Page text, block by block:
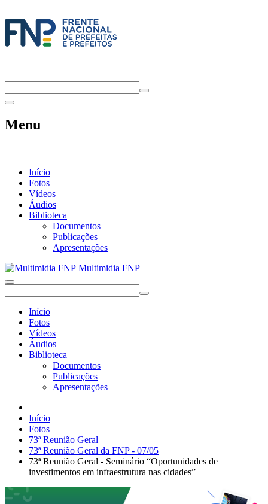
Menu
Início
Fotos
Vídeos
Áudios
Biblioteca
Documentos
Publicações
Apresentações
Multimidia FNP
Início
Fotos
Vídeos
Áudios
Biblioteca
Documentos
Publicações
Apresentações
Início
Fotos
73ª Reunião Geral
73ª Reunião Geral da FNP - 07/05
73ª Reunião Geral - Seminário “Oportunidades de
investimentos em infraestrutura nas cidades”